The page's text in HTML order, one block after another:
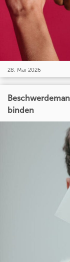
28. Mai 2026
binden